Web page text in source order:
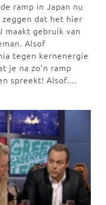
ramp in Japan nu
dat het hier
maakt gebruik van
Alsof
tegen kernenergie
je na zo’n ramp
spreekt! Alsof....